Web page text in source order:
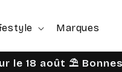
Marques
le 18 août ⛱️